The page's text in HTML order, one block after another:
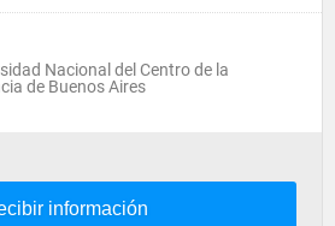
Nacional del Centro de la
de Buenos Aires
información